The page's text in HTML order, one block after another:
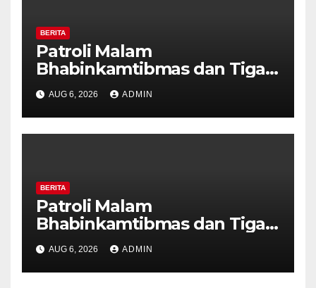
BERITA
Patroli Malam
Bhabinkamtibmas dan Tiga
Pilar Kelurahan Ungaran
Perkuat Kamtibmas, Warga
Diajak Aktifkan Ronda
AUG 6, 2026 ADMIN
BERITA
Patroli Malam
Bhabinkamtibmas dan Tiga
Pilar Kelurahan Ungaran
Perkuat Kamtibmas, Warga
Diajak Aktifkan Ronda
AUG 6, 2026 ADMIN